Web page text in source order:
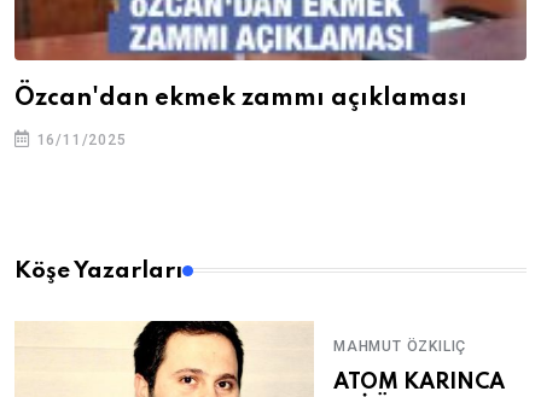
Özcan'dan ekmek zammı açıklaması
16/11/2025
Köşe Yazarları
MAHMUT ÖZKILIÇ
ATOM KARINCA